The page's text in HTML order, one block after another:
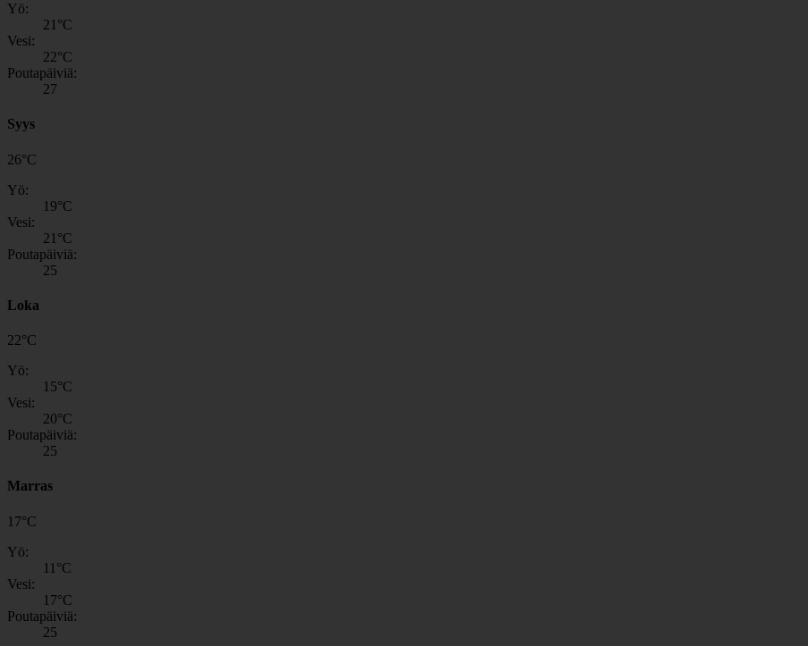
Yö:
21 °C
Vesi:
22°C
Poutapäiviä:
27
Syys
26°C
Yö:
19°C
Vesi:
21 °C
Poutapäiviä:
25
Loka
22°C
Yö:
15°C
Vesi:
20°C
Poutapäiviä:
25
Marras
17°C
Yö:
11 °C
Vesi:
17°C
Poutapäiviä:
25